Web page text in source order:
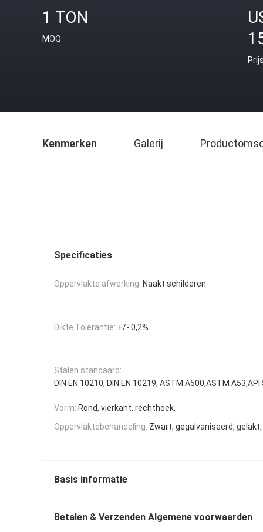
1 TON
MOQ
Kenmerken Galerij
Specificaties
Oppervlakte afwerking: Naakt schilderen
Dikte Tolerantie: +/- 0,2%
Stalen standaard:
DIN EN 10210, DIN EN 10219, ASTM A500,ASTM
Vorm: Rond, vierkant, rechthoek.
Oppervlaktebehandeling: Zwart, gegalvaniseerd, gelakt,
Basis informatie
Betalen & Verzenden Algemene voorwaarden